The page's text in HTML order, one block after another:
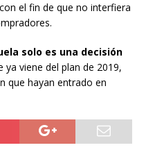
con el fin de que no interfiera
solo es una decisión
ya viene del plan de 2019,
que hayan entrado en